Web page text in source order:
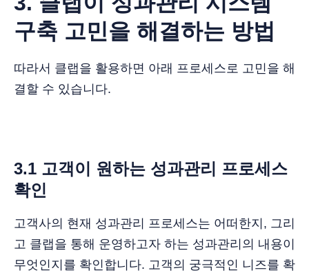
구축 고민을 해결하는 방법
따라서 클랩을 활용하면 아래 프로세스로 고민을 해
결할 수 있습니다.
3.1 고객이 원하는 성과관리 프로세스
확인
고객사의 현재 성과관리 프로세스는 어떠한지, 그리
고 클랩을 통해 운영하고자 하는 성과관리의 내용이
무엇인지를 확인합니다. 고객의 궁극적인 니즈를 확